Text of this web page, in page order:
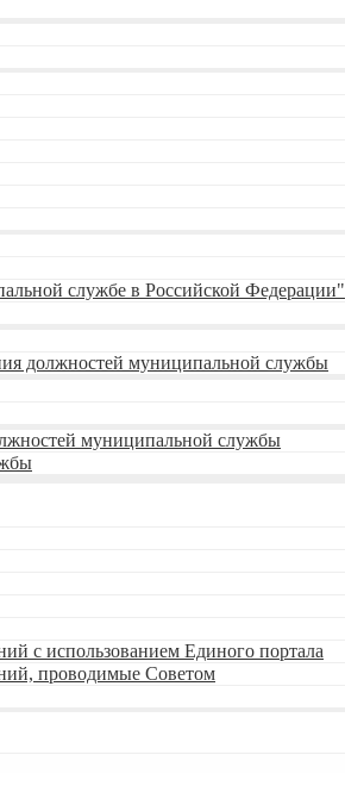
службе в Российской Федерации"
должностей муниципальной службы
муниципальной службы
с использованием Единого портала
проводимые Советом